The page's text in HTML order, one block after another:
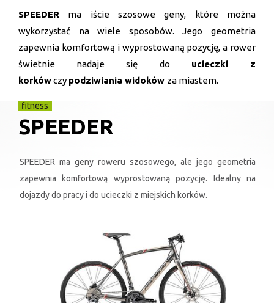
SPEEDER ma iście szosowe geny, które można
wykorzystać na wiele sposobów. Jego geometria
zapewnia komfortową i wyprostowaną pozycję, a rower
świetnie nadaje się do ucieczki z
korkówczy podziwiania widoków za miastem.
fitness
SPEEDER
SPEEDER ma geny roweru szosowego, ale jego geometria
zapewnia komfortową wyprostowaną pozycję. Idealny na
dojazdy do pracy i do ucieczki z miejskich korków.